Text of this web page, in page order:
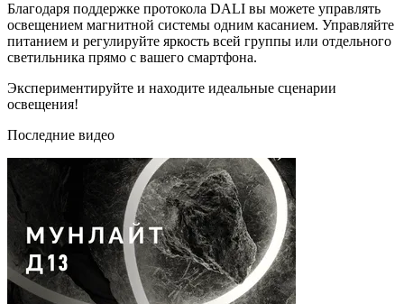
Благодаря поддержке протокола DALI вы можете управлять
освещением магнитной системы одним касанием. Управляйте
питанием и регулируйте яркость всей группы или отдельного
светильника прямо с вашего смартфона.
Экспериментируйте и находите идеальные сценарии
освещения!
Последние видео